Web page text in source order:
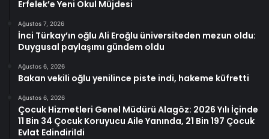
Erfelek’e Yeni Okul Müjdesi
Ağustos 7, 2026
İnci Türkay’ın oğlu Ali Eroğlu üniversiteden mezun oldu:
Duygusal paylaşımı gündem oldu
Ağustos 6, 2026
Bakan vekili oğlu yenilince piste indi, hakeme küfretti
Ağustos 6, 2026
Çocuk Hizmetleri Genel Müdürü Alagöz: 2026 Yılı İçinde
11 Bin 34 Çocuk Koruyucu Aile Yanında, 21 Bin 197 Çocuk
Evlat Edindirildi